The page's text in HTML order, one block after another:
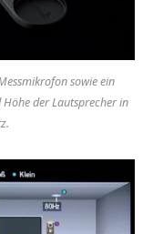
sowie ein
der Lautsprecher in